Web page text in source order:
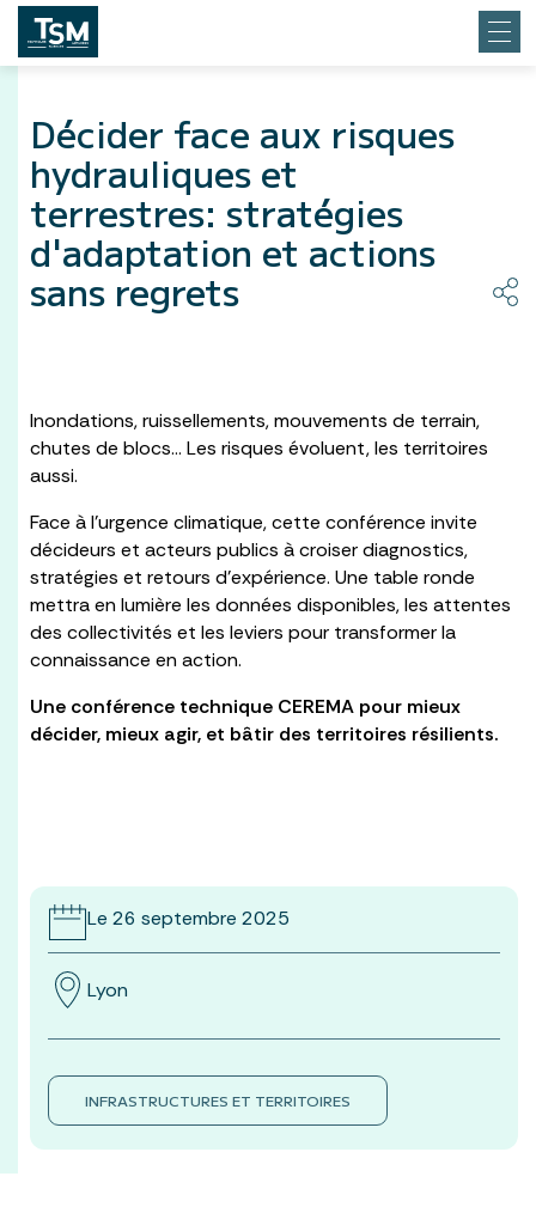
Décider face aux risques
hydrauliques et
terrestres: stratégies
d'adaptation et actions
sans regrets
Inondations, ruissellements, mouvements de terrain,
chutes de blocs… Les risques évoluent, les territoires
aussi.
Face à l’urgence climatique, cette conférence invite
décideurs et acteurs publics à croiser diagnostics,
stratégies et retours d’expérience. Une table ronde
mettra en lumière les données disponibles, les attentes
des collectivités et les leviers pour transformer la
connaissance en action.
Une conférence technique CEREMA pour mieux
décider, mieux agir, et bâtir des territoires résilients.
Le 26 septembre 2025
Lyon
INFRASTRUCTURES ET TERRITOIRES